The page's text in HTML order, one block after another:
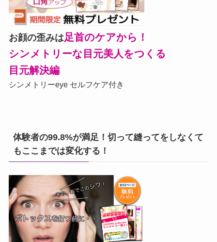
お顔の歪みは足首のケアから！
シンメトリーな目元美人をつくる
目元解決編
シンメトリーeye セルフケア付き
体験者の99.8%が満足！切って縫ってをしなくて
もここまでは変化する！